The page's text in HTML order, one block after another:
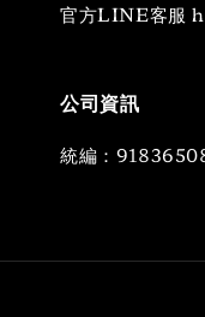
官方LINE客服
公司資訊
統編：